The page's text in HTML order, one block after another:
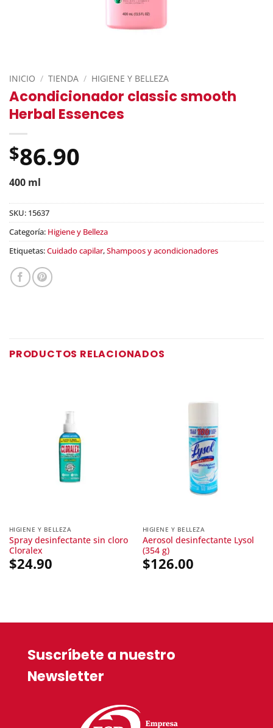
INICIO / TIENDA / HIGIENE Y BELLEZA
Acondicionador classic smooth
Herbal Essences
$86.90
400 ml
SKU: 15637
Categoría: Higiene y Belleza
Etiquetas:Cuidado capilar,Shampoos y acondicionadores
PRODUCTOS RELACIONADOS
HIGIENE Y BELLEZA
Spray desinfectante sin cloro
Cloralex
$24.90
HIGIENE Y BELLEZA
Aerosol desinfectante Lysol
(354 g)
$126.00
Suscríbete a nuestro
Newsletter